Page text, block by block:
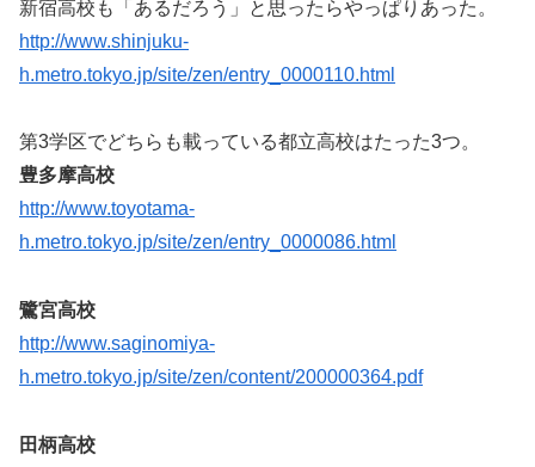
新宿高校も「あるだろう」と思ったらやっぱりあった。
http://www.shinjuku-
h.metro.tokyo.jp/site/zen/entry_0000110.html
第3学区でどちらも載っている都立高校はたった3つ。
豊多摩高校
http://www.toyotama-
h.metro.tokyo.jp/site/zen/entry_0000086.html
鷺宮高校
http://www.saginomiya-
h.metro.tokyo.jp/site/zen/content/200000364.pdf
田柄高校